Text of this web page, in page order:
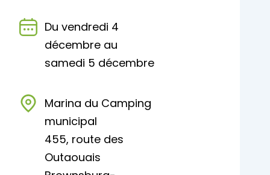
Du vendredi 4
décembre au
samedi 5 décembre
Marina du Camping
municipal
455, route des
Outaouais